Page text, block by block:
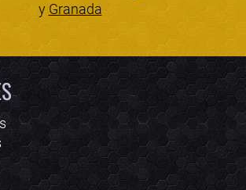
y Granada